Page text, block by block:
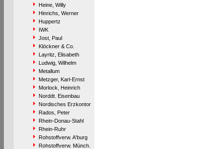
Heine, Willy
Hinrichs, Werner
Huppertz
IWK
Jost, Paul
Klöckner & Co.
Layritz, Elisabeth
Ludwig, Wilhelm
Metallum
Metzger, Karl-Ernst
Morlock, Heinrich
Norddt. Eisenbau
Nordisches Erzkontor
Rados, Peter
Rhein-Donau-Stahl
Rhein-Ruhr
Rohstoffverw. A'burg
Rohstoffverw. Münch.